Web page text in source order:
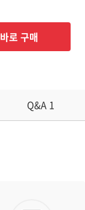
바로 구매
Q&A 1